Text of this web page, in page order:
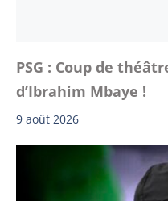
PSG : Coup de
d’Ibrahim Mbaye !
9 août 2026